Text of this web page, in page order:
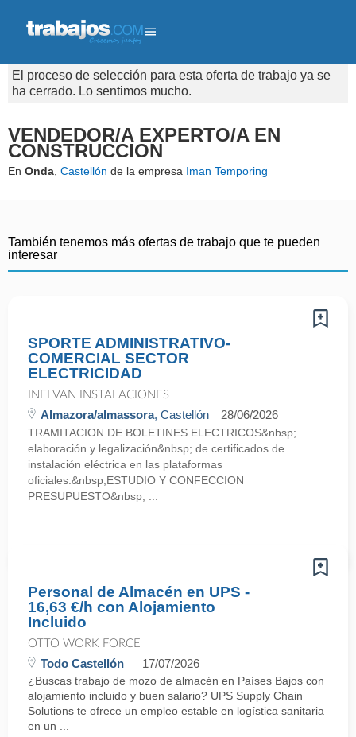
El proceso de selección para esta oferta de trabajo ya se
ha cerrado. Lo sentimos mucho.
VENDEDOR/A EXPERTO/A EN
CONSTRUCCION
En Onda Castellón de la empresa Iman Temporing
También tenemos más ofertas de trabajo que te pueden
interesar
SPORTE ADMINISTRATIVO-
COMERCIAL SECTOR
ELECTRICIDAD
INELVAN INSTALACIONES
Almazora/almassora, Castellón 28/06/2026
TRAMITACION DE BOLETINES ELECTRICOS&nbsp;
elaboración y legalización&nbsp; de certificados de
instalación eléctrica en las plataformas
oficiales.&nbsp;ESTUDIO Y CONFECCION
PRESUPUESTO&nbsp; ...
Personal de Almacén en UPS -
16,63 €/h con Alojamiento
Incluido
OTTO WORK FORCE
Todo Castellón 17/07/2026
¿Buscas trabajo de mozo de almacén en Países Bajos con
alojamiento incluido y buen salario? UPS Supply Chain
Solutions te ofrece un empleo estable en logística sanitaria
en un ...